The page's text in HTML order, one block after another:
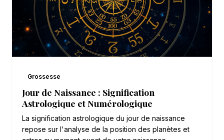
Grossesse
Jour de Naissance : Signification
Astrologique et Numérologique
La signification astrologique du jour de naissance
repose sur l'analyse de la position des planètes et